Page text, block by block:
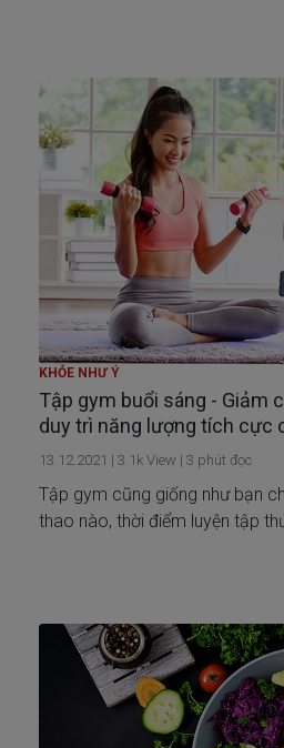
KHỎE NHƯ Ý
Tập gym buổi sáng - Giảm
duy trì năng lượng tích cực
13.12.2021 | 3.1k View | 3 phút đọc
Tập gym cũng giống như bạn
thao nào, thời điểm luyện tập